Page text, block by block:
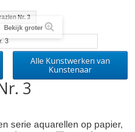
Nr. 3
Bekijk groter
Alle Kunstwerken van
Kunstenaar
3
serie aquarellen op papier,